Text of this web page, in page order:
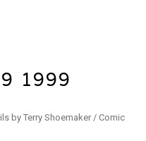
1999
by Terry Shoemaker / Comic